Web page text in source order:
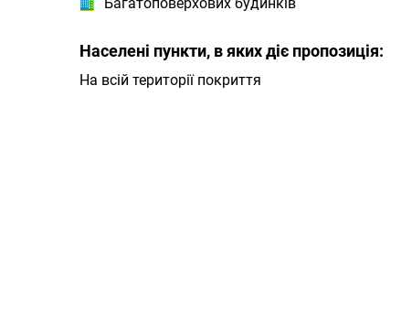
Населені пункти, в яких діє пропозиція:
На всій території покриття